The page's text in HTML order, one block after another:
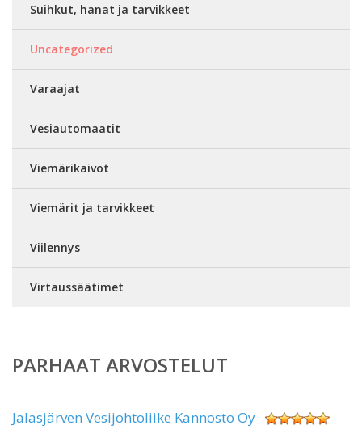
Suihkut, hanat ja tarvikkeet
Uncategorized
Varaajat
Vesiautomaatit
Viemärikaivot
Viemärit ja tarvikkeet
Viilennys
Virtaussäätimet
PARHAAT ARVOSTELUT
Jalasjärven Vesijohtoliike Kannosto Oy